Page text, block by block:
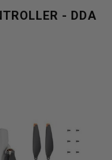
- DDA